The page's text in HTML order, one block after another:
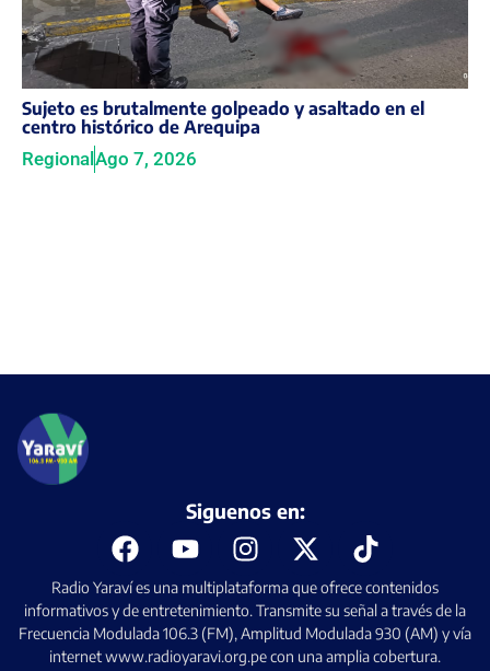
Sujeto es brutalmente golpeado y asaltado en el
centro histórico de Arequipa
Regional Ago 7, 2026
Radio Yaraví es una multiplataforma que ofrece contenidos
informativos y de entretenimiento. Transmite su señal a través de la
Frecuencia Modulada 106.3 (FM), Amplitud Modulada 930 (AM) y vía
internet www.radioyaravi.org.pe con una amplia cobertura.
Siguenos en: